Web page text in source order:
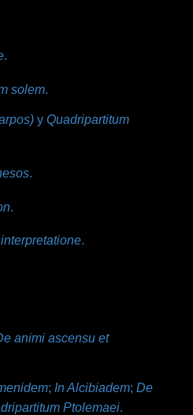
.
solem.
y Quadripartitum
.
.
.
animi ascensu et
; In Alcibiadem; De
Ptolemaei.